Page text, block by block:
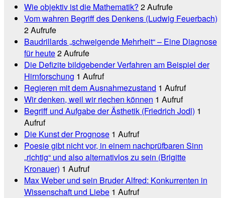
Wie objektiv ist die Mathematik? 2 Aufrufe
Vom wahren Begriff des Denkens (Ludwig Feuerbach)
2 Aufrufe
Baudrillards „schweigende Mehrheit“ – Eine Diagnose
für heute2 Aufrufe
Die Defizite bildgebender Verfahren am Beispiel der
Hirnforschung 1 Aufruf
Regieren mit dem Ausnahmezustand 1 Aufruf
Wir denken, weil wir riechen können 1 Aufruf
Begriff und Aufgabe der Ästhetik (Friedrich Jodl) 1
Aufruf
Die Kunst der Prognose 1 Aufruf
Poesie gibt nicht vor, in einem nachprüfbaren Sinn
„richtig“ und also alternativlos zu sein (Brigitte
Kronauer) 1 Aufruf
Max Weber und sein Bruder Alfred: Konkurrenten in
Wissenschaft und Liebe 1 Aufruf